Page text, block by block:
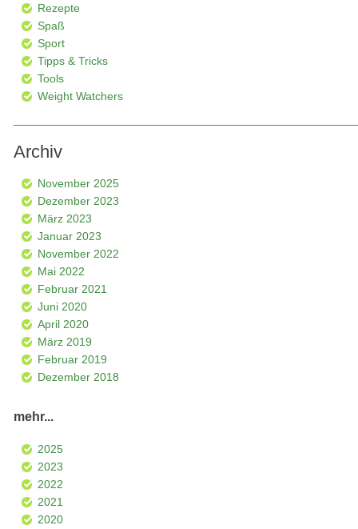
Rezepte
Spaß
Sport
Tipps & Tricks
Tools
Weight Watchers
Archiv
November 2025
Dezember 2023
März 2023
Januar 2023
November 2022
Mai 2022
Februar 2021
Juni 2020
April 2020
März 2019
Februar 2019
Dezember 2018
mehr...
2025
2023
2022
2021
2020